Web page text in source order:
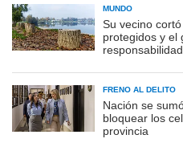
MUNDO
Su vecino
protegidos y el
responsabilidad
FRENO AL DELITO
Nación se
bloquear los
provincia